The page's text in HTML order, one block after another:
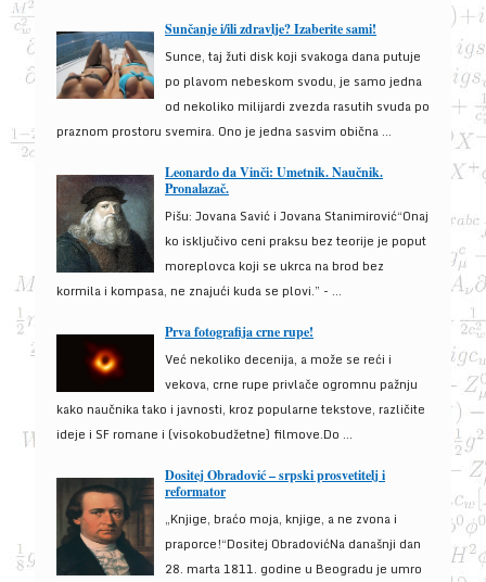
Sunčanje i/ili zdravlje? Izaberite sami!
Sunce, taj žuti disk koji svakoga dana putuje
po plavom nebeskom svodu, je samo jedna
od nekoliko milijardi zvezda rasutih svuda po
praznom prostoru svemira. Ono je jedna sasvim obična ...
Leonardo da Vinči: Umetnik. Naučnik.
Pronalazač.
Pišu: Jovana Savić i Jovana Stanimirović“Onaj
ko isključivo ceni praksu bez teorije je poput
moreplovca koji se ukrca na brod bez
kormila i kompasa, ne znajući kuda se plovi.” - ...
Prva fotografija crne rupe!
Već nekoliko decenija, a može se reći i
vekova, crne rupe privlače ogromnu pažnju
kako naučnika tako i javnosti, kroz popularne tekstove, različite
ideje i SF romane i (visokobudžetne) filmove.Do ...
Dositej Obradović – srpski prosvetitelj i
reformator
„Knjige, braćo moja, knjige, a ne zvona i
praporce!“Dositej ObradovićNa današnji dan
28. marta 1811. godine u Beogradu je umro